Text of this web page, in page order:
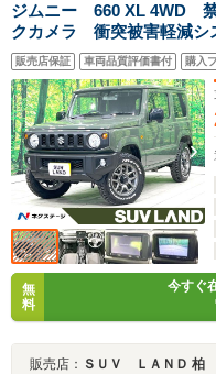
ジムニー 660 XL 4WD
クカメラ 衝突被害軽減
スマートキー ビルトイ
オートハイビーム 車線逸
販売店保証 車両品質評価書付 購入
無
料
今すぐ
販売店： ＳＵＶ ＬＡＮＤ 柏